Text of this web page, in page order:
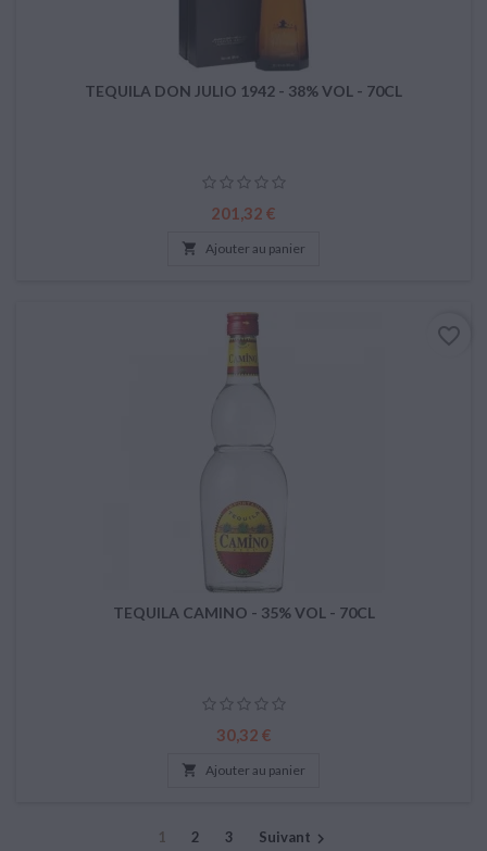
TEQUILA DON JULIO 1942 - 38% VOL - 70CL
Prix
201,32 €
 Ajouter au panier
TEQUILA CAMINO - 35% VOL - 70CL
Prix
30,32 €
 Ajouter au panier
favorite_border
1 2 3 Suivant 